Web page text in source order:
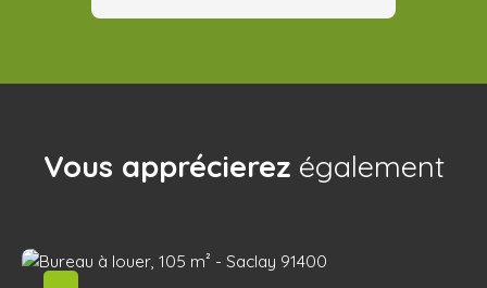
Vous apprécierez également